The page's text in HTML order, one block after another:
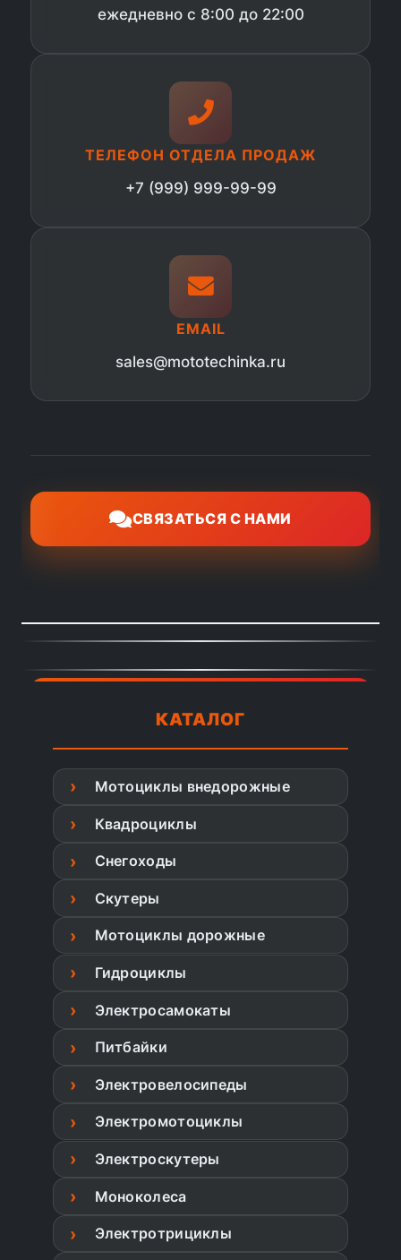
ежедневно с 8:00 до 22:00
ТЕЛЕФОН ОТДЕЛА ПРОДАЖ
+7 (999) 999-99-99
EMAIL
sales@mototechinka.ru
СВЯЗАТЬСЯ С НАМИ
КАТАЛОГ
Мотоциклы внедорожные
Квадроциклы
Снегоходы
Скутеры
Мотоциклы дорожные
Гидроциклы
Электросамокаты
Питбайки
Электровелосипеды
Электромотоциклы
Электроскутеры
Моноколеса
Электротрициклы